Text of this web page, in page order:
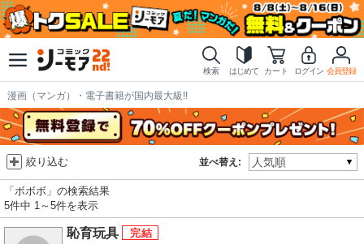
検索 はじめて カート ログイン 会員登録
漫画（マンガ）・電子書籍が国内最大級!!
並べ替え:
絞り込む
「ボボボ」の検索結果
5件中 1～5件を表示
恥育玩具